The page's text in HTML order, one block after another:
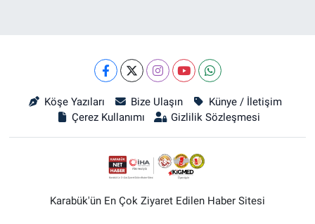
Köşe Yazıları Bize Ulaşın
Künye / İletişim
Çerez Kullanımı
Gizlilik Sözleşmesi
Karabük'ün En Çok Ziyaret Edilen Haber Sitesi